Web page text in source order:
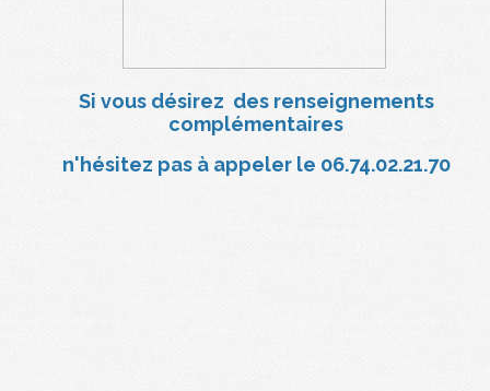
Si vous désirez des renseignements
complémentaires
n'hésitez pas à appeler le 06.74.02.21.70